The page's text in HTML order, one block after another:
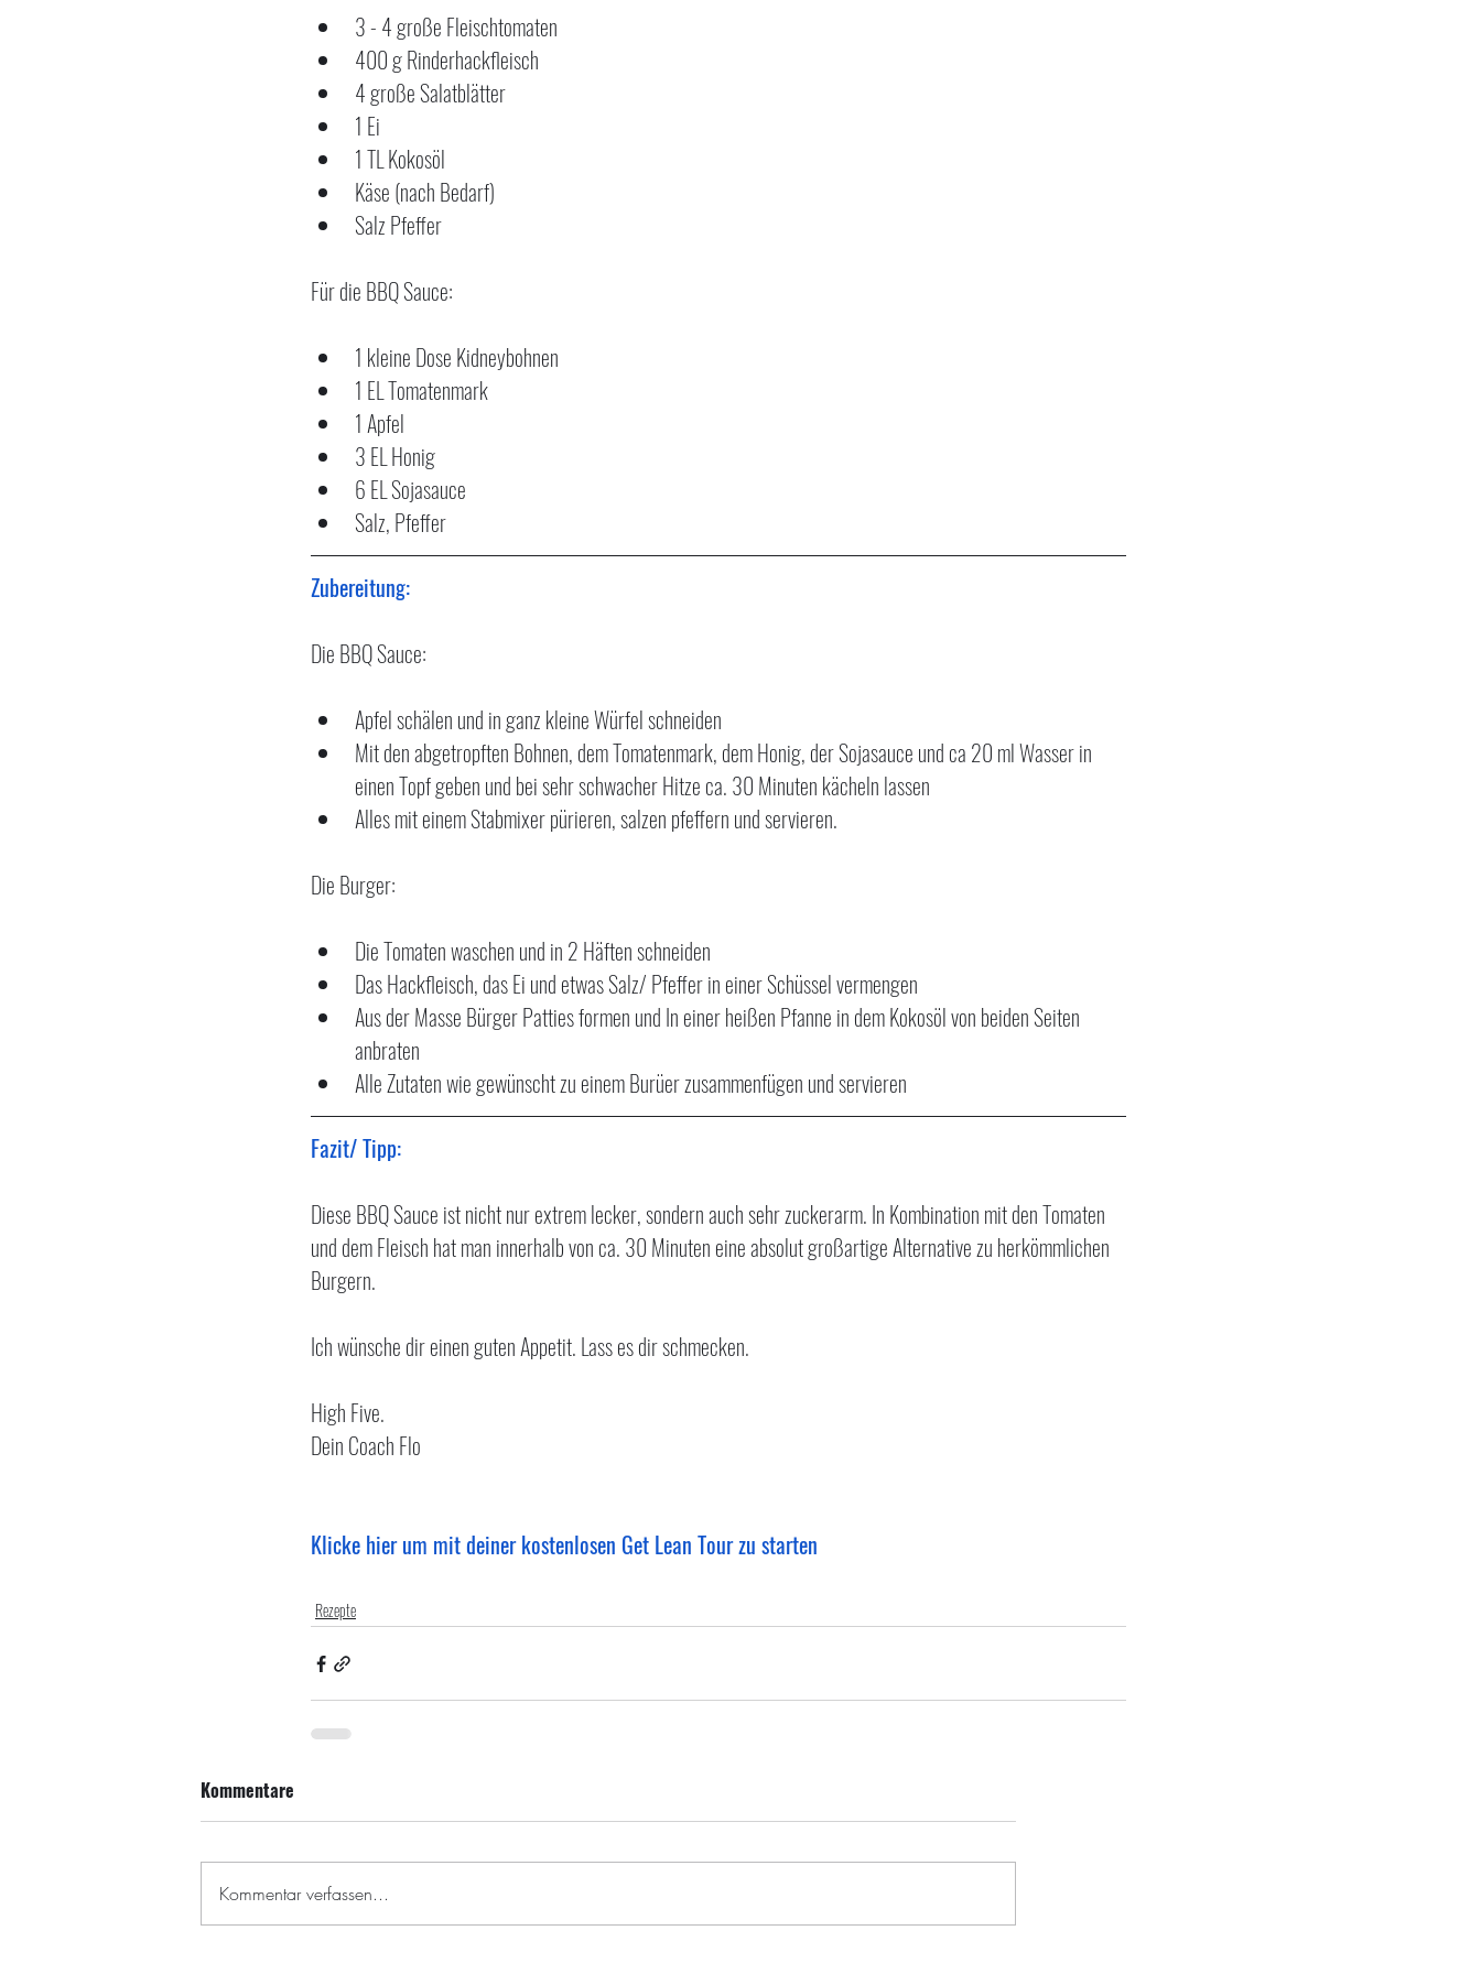
3 - 4 große Fleischtomaten
400 g Rinderhackfleisch
4 große Salatblätter
1 Ei
1 TL Kokosöl
Käse (nach Bedarf)
Salz Pfeffer
Für die BBQ Sauce:
1 kleine Dose Kidneybohnen
1 EL Tomatenmark
1 Apfel
3 EL Honig
6 EL Sojasauce
Salz, Pfeffer
Zubereitung:
Die BBQ Sauce:
Apfel schälen und in ganz kleine Würfel schneiden
Mit den abgetropften Bohnen, dem Tomatenmark, dem Honig, der Sojasauce und ca 20 ml Wasser in
einen Topf geben und bei sehr schwacher Hitze ca. 30 Minuten kächeln lassen
Alles mit einem Stabmixer pürieren, salzen pfeffern und servieren.
Die Burger:
Die Tomaten waschen und in 2 Häften schneiden
Das Hackfleisch, das Ei und etwas Salz/ Pfeffer in einer Schüssel vermengen
Aus der Masse Bürger Patties formen und In einer heißen Pfanne in dem Kokosöl von beiden Seiten
anbraten
Alle Zutaten wie gewünscht zu einem Burüer zusammenfügen und servieren
Fazit/ Tipp:
Diese BBQ Sauce ist nicht nur extrem lecker, sondern auch sehr zuckerarm. In Kombination mit den Tomaten
und dem Fleisch hat man innerhalb von ca. 30 Minuten eine absolut großartige Alternative zu herkömmlichen
Burgern.
Ich wünsche dir einen guten Appetit. Lass es dir schmecken.
High Five.
Dein Coach Flo
Klicke hier um mit deiner kostenlosen Get Lean Tour zu starten
Rezepte
Kommentare
Kommentar verfassen...